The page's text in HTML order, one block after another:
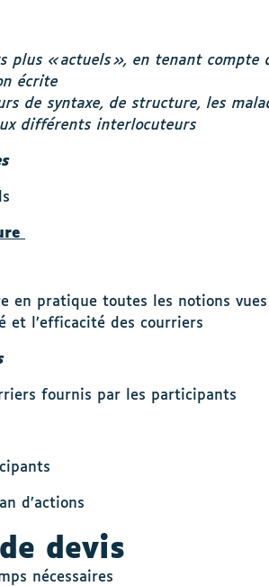
plus « actuels », en tenant compte
écrite
de syntaxe, de structure, les
différents interlocuteurs
en pratique toutes les notions vues
et l’efficacité des courriers
fournis par les participants
d’actions
devis
nécessaires